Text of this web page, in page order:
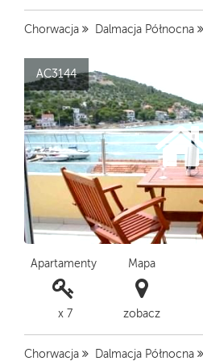
Chorwacja Dalmacja Północna
AC3144
Apartamenty
x 7
Mapa
zobacz
Chorwacja Dalmacja Północna